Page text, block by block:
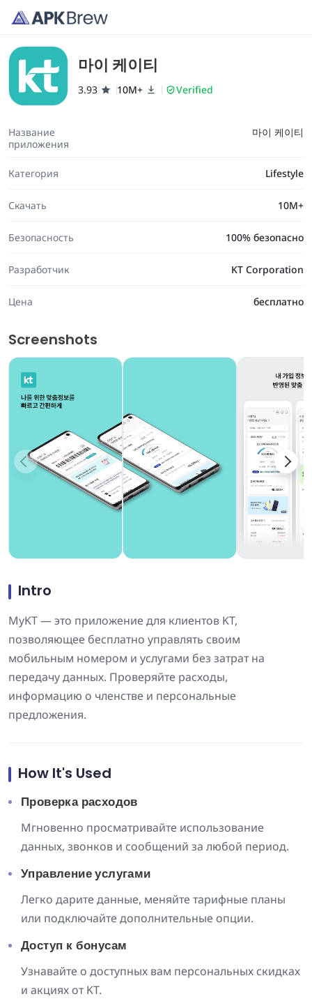
마이 케이티
3.93 10M+ Verified
Название
приложения
마이 케이티
Категория Lifestyle
Скачать 10M+
Безопасность 100% безопасно
Разработчик KT Corporation
Цена бесплатно
Screenshots
Intro
MyKT — это приложение для клиентов KT,
позволяющее бесплатно управлять своим
мобильным номером и услугами без затрат на
передачу данных. Проверяйте расходы,
информацию о членстве и персональные
предложения.
How It's Used
Проверка расходов
Мгновенно просматривайте использование
данных, звонков и сообщений за любой период.
Управление услугами
Легко дарите данные, меняйте тарифные планы
или подключайте дополнительные опции.
Доступ к бонусам
Узнавайте о доступных вам персональных скидках
и акциях от KT.